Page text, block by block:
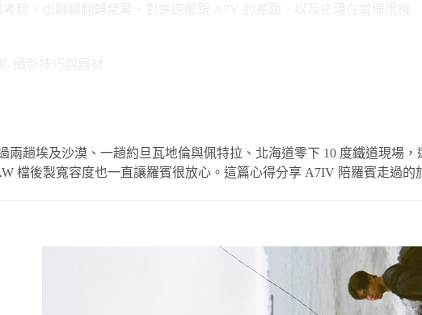
兩趟埃及沙漠、一趟約旦瓦地倫與佩特拉、北海道零下 10 度鐵道現場
檔後製寬容度也一直讓羅賓很放心。這篇心得分享 A7IV 陪羅賓走過的